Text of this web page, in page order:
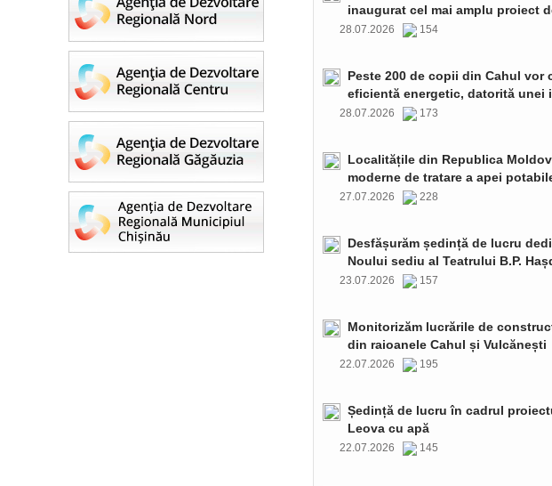
inaugurat cel mai amplu proiect
28.07.2026 154
Peste 200 de copii din Cahul
eficientă energetic, datorită
28.07.2026 173
Localitățile din Republica
moderne de tratare a apei
27.07.2026 228
Desfășurăm ședință de lucru
Noului sediu al Teatrului B.P.
23.07.2026 157
Monitorizăm lucrările de
din raioanele Cahul și Vulcănești
22.07.2026 195
Ședință de lucru în cadrul
Leova cu apă
22.07.2026 145